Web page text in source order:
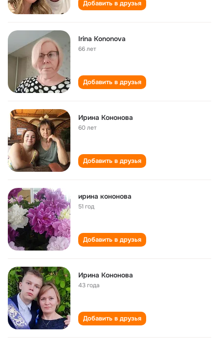
Добавить в друзья
Irina Kononova
66 лет
Добавить в друзья
Ирина Кононова
60 лет
Добавить в друзья
ирина кононова
51 год
Добавить в друзья
Ирина Кононова
43 года
Добавить в друзья